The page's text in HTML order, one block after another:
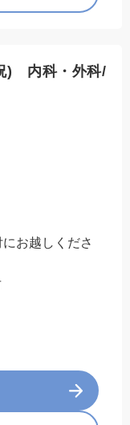
) 内科・外科/
お越しくださ